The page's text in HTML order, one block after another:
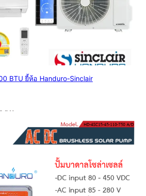
BTU ยี้ห้อ Handuro-Sinclair